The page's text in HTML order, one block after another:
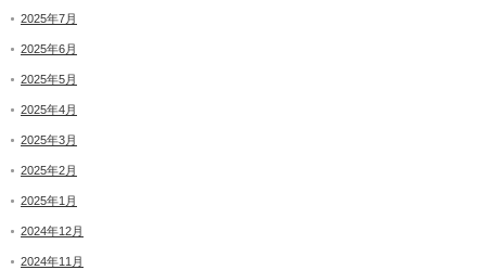
2025年7月
2025年6月
2025年5月
2025年4月
2025年3月
2025年2月
2025年1月
2024年12月
2024年11月